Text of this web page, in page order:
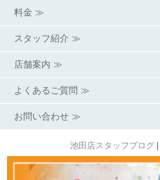
料金 ≫
スタッフ紹介 ≫
店舗案内 ≫
よくあるご質問 ≫
お問い合わせ ≫
池田店スタッフブログ|